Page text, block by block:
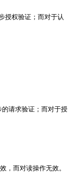
权验证；而对于认
请求验证；而对于授
而对读操作无效。